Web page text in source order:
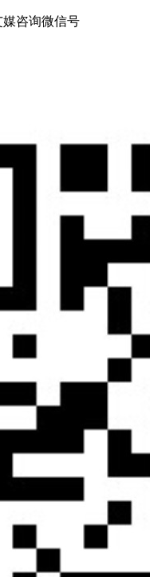
咨询微信号